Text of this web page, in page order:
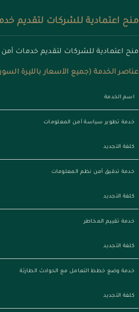
منح اعتمادية للشركات لتقديم
منح اعتمادية للشركات لتقديم خدمات
عناصر الخدمة (جميع الأسعار بالليرة
اسم الخدمة
خدمة تطوير سياسة أمن المعلومات
كلفة التجديد
خدمة تدقيق أمن نظم المعلومات
كلفة التجديد
خدمة تقييم المخاطر
كلفة التجديد
خدمة وضع خطط التعامل مع الحوادث الطارئة
كلفة التجديد